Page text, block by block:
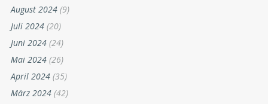
August 2024 (9)
Juli 2024 (20)
Juni 2024 (24)
Mai 2024 (26)
April 2024 (35)
März 2024 (42)